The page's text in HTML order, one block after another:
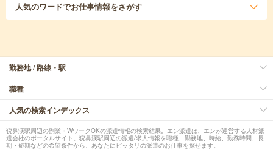
人気のワードでお仕事情報をさがす
勤務地 / 路線・駅
職種
人気の検索インデックス
猊鼻渓駅周辺の副業・WワークOKの派遣情報の検索結果。エン派遣は、エンが運営する人材派
遣会社のポータルサイト。猊鼻渓駅周辺の派遣/求人情報を職種、勤務地、時給、勤務時間、長
期・短期などの希望条件から、あなたにピッタリの派遣のお仕事を探せます。